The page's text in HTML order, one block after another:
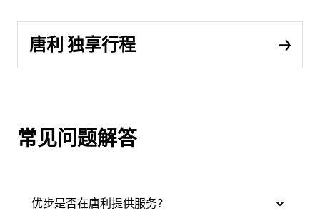
唐利 独享行程
常见问题解答
优步是否在唐利提供服务？